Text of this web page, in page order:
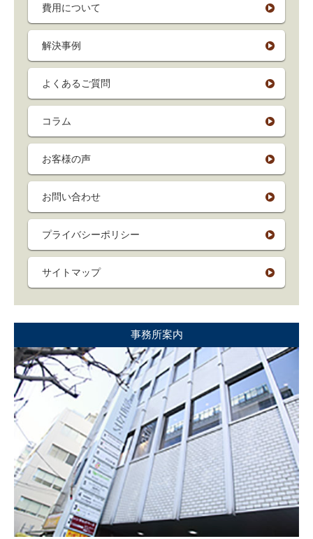
費用について
解決事例
よくあるご質問
コラム
お客様の声
お問い合わせ
プライバシーポリシー
サイトマップ
事務所案内